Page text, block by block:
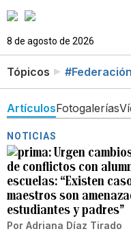
8 de agosto de 2026
Tópicos
ArtículosFotogalerías
NOTICIAS
Urgen
de conflictos con
escuelas: “Existen
maestros son
estudiantes y padres”
Por Adriana Díaz Tirado